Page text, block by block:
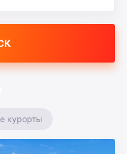
курорты